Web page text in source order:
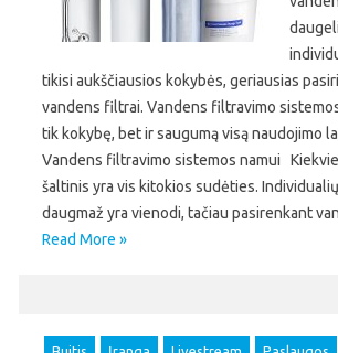
tikisi aukščiausios kokybės, geriausias
vandens filtrai. Vandens filtravimo
tik kokybę, bet ir saugumą visą naudojimo
Vandens filtravimo sistemos namui
šaltinis yra vis kitokios sudėties.
daugmaž yra vienodi, tačiau pasirenkant
Read More »